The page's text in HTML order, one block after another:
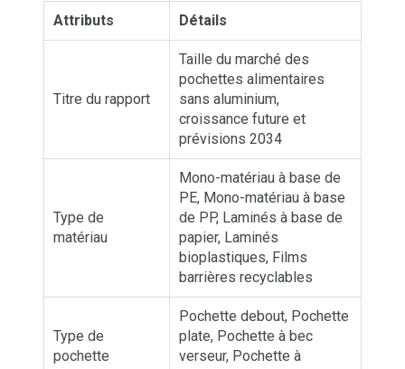
Attributs Détails
Titre du rapport
Taille du marché des
pochettes alimentaires
sans aluminium,
croissance future et
prévisions 2034
Type de
matériau
Mono-matériau à base de
PE, Mono-matériau à base
de PP, Laminés à base de
papier, Laminés
bioplastiques, Films
barrières recyclables
Type de
pochette
Pochette debout, Pochette
plate, Pochette à bec
verseur, Pochette à